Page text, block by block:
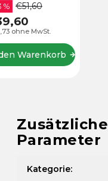
ohne MwSt.
% €51,60
Warenkorb
eine
einen
oder
Strom
Zusätzliche
Parameter
Kategorie: